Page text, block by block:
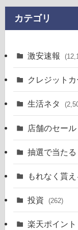
カテゴリ
激安速報
クレジット
生活ネタ
店舗のセール
抽選で当たる
もれなく貰え
投資 (262)
楽天ポイント